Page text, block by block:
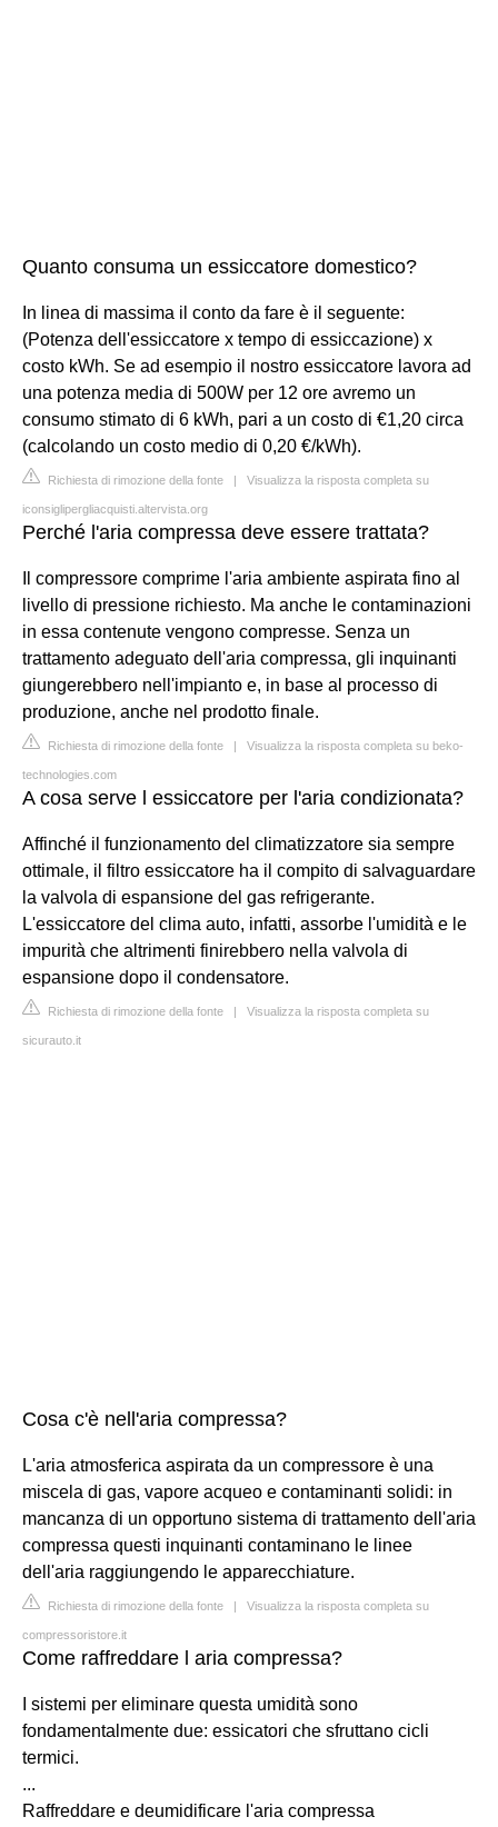
Quanto consuma un essiccatore domestico?
In linea di massima il conto da fare è il seguente:
(Potenza dell'essiccatore x tempo di essiccazione) x
costo kWh. Se ad esempio il nostro essiccatore lavora ad
una potenza media di 500W per 12 ore avremo un
consumo stimato di 6 kWh, pari a un costo di €1,20 circa
(calcolando un costo medio di 0,20 €/kWh).
Richiesta di rimozione della fonte | Visualizza la risposta completa su
iconsiglipergliacquisti.altervista.org
Perché l'aria compressa deve essere trattata?
Il compressore comprime l'aria ambiente aspirata fino al
livello di pressione richiesto. Ma anche le contaminazioni
in essa contenute vengono compresse. Senza un
trattamento adeguato dell'aria compressa, gli inquinanti
giungerebbero nell'impianto e, in base al processo di
produzione, anche nel prodotto finale.
Richiesta di rimozione della fonte | Visualizza la risposta completa su beko-
technologies.com
A cosa serve l essiccatore per l'aria condizionata?
Affinché il funzionamento del climatizzatore sia sempre
ottimale, il filtro essiccatore ha il compito di salvaguardare
la valvola di espansione del gas refrigerante.
L'essiccatore del clima auto, infatti, assorbe l'umidità e le
impurità che altrimenti finirebbero nella valvola di
espansione dopo il condensatore.
Richiesta di rimozione della fonte | Visualizza la risposta completa su
sicurauto.it
Cosa c'è nell'aria compressa?
L'aria atmosferica aspirata da un compressore è una
miscela di gas, vapore acqueo e contaminanti solidi: in
mancanza di un opportuno sistema di trattamento dell'aria
compressa questi inquinanti contaminano le linee
dell'aria raggiungendo le apparecchiature.
Richiesta di rimozione della fonte | Visualizza la risposta completa su
compressoristore.it
Come raffreddare l aria compressa?
I sistemi per eliminare questa umidità sono
fondamentalmente due: essicatori che sfruttano cicli
termici.
...
Raffreddare e deumidificare l'aria compressa